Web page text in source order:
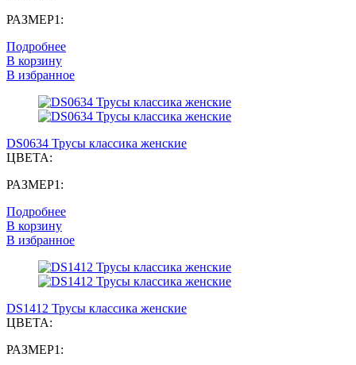
РАЗМЕР1:
Подробнее
В корзину
В избранное
DS0634 Трусы классика женские
ЦВЕТА:
РАЗМЕР1:
Подробнее
В корзину
В избранное
DS1412 Трусы классика женские
ЦВЕТА:
РАЗМЕР1: